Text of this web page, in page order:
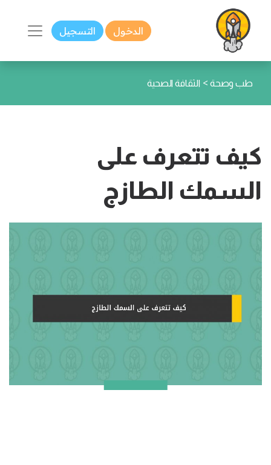
الدخول التسجيل
طب وصحة > الثقافة الصحية
كيف تتعرف على
السمك الطازج